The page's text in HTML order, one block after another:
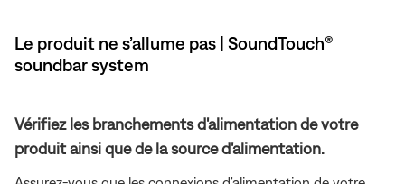
Le produit ne s’allume pas | SoundTouch®
soundbar system
Vérifiez les branchements d'alimentation de votre
produit ainsi que de la source d'alimentation.